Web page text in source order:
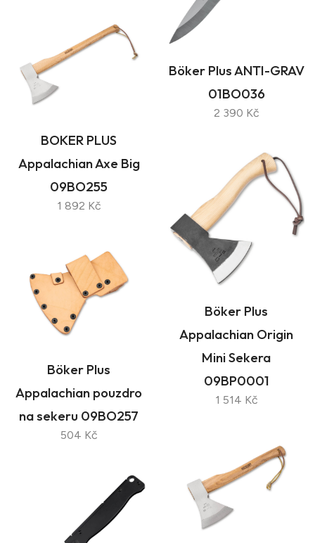
Böker Plus ANTI-GRAV
01BO036
2 390 Kč
BOKER PLUS
Appalachian Axe Big
09BO255
1 892 Kč
Böker Plus
Appalachian Origin
Mini Sekera
09BP0001
1 514 Kč
Böker Plus
Appalachian pouzdro
na sekeru 09BO257
504 Kč